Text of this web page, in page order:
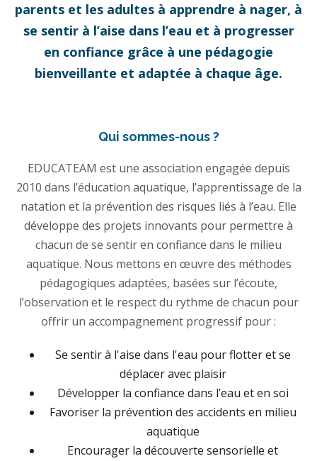
parents et les adultes à apprendre à nager, à
se sentir à l’aise dans l’eau et à progresser
en confiance grâce à une pédagogie
bienveillante et adaptée à chaque âge.
Qui sommes-nous ?
EDUCATEAM est une association engagée depuis
2010 dans l’éducation aquatique, l’apprentissage de la
natation et la prévention des risques liés à l’eau. Elle
développe des projets innovants pour permettre à
chacun de se sentir en confiance dans le milieu
aquatique. Nous mettons en œuvre des méthodes
pédagogiques adaptées, basées sur l’écoute,
l’observation et le respect du rythme de chacun pour
offrir un accompagnement progressif pour :
Se sentir à l'aise dans l'eau pour flotter et se
déplacer avec plaisir
Développer la confiance dans l’eau et en soi
Favoriser la prévention des accidents en milieu
aquatique
Encourager la découverte sensorielle et